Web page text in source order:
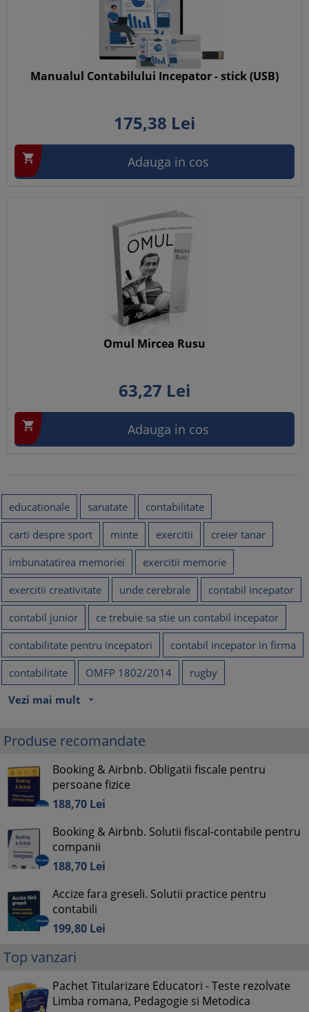
Manualul Contabilului Incepator - stick (USB)
175,38 Lei
 Adauga in cos
Omul Mircea Rusu
63,27 Lei
 Adauga in cos
educationale sanatate
contabilitate
carti despre sport
minte exercitii
creier tanar
imbunatatirea memoriei
exercitii memorie
exercitii creativitate
unde cerebrale
contabil incepator
contabil junior
ce trebuie sa stie un contabil incepator
contabilitate pentru incepatori
contabil incepator in firma
contabilitate
OMFP 1802/2014
rugby
Vezi mai mult
arrow_drop_down
Produse recomandate
Booking & Airbnb. Obligatii fiscale pentru
persoane fizice
188,70 Lei
Booking & Airbnb. Solutii fiscal-contabile pentru
companii
188,70 Lei
Accize fara greseli. Solutii practice pentru
contabili
199,80 Lei
Top vanzari
Pachet Titularizare Educatori - Teste rezolvate
Limba romana, Pedagogie si Metodica